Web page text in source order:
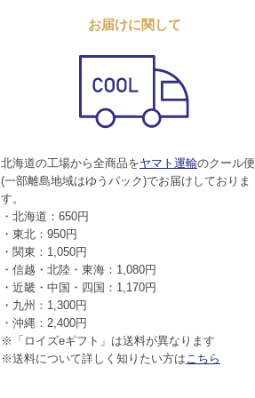
お届けに関して
北海道の工場から全商品をヤマト運輸のクール便
(一部離島地域はゆうパック)でお届けしておりま
す。
・北海道：650円
・東北：950円
・関東：1,050円
・信越・北陸・東海：1,080円
・近畿・中国・四国：1,170円
・九州：1,300円
・沖縄：2,400円
※「ロイズeギフト」は送料が異なります
※送料について詳しく知りたい方はこちら